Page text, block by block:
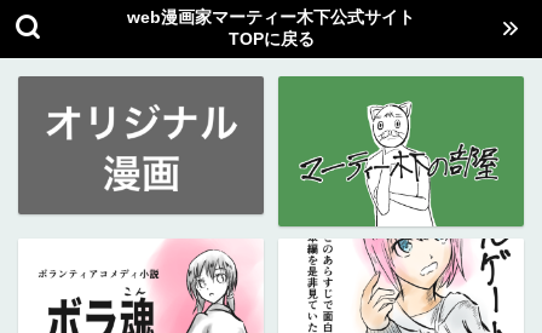
web漫画家マーティー木下公式サイト
TOPに戻る